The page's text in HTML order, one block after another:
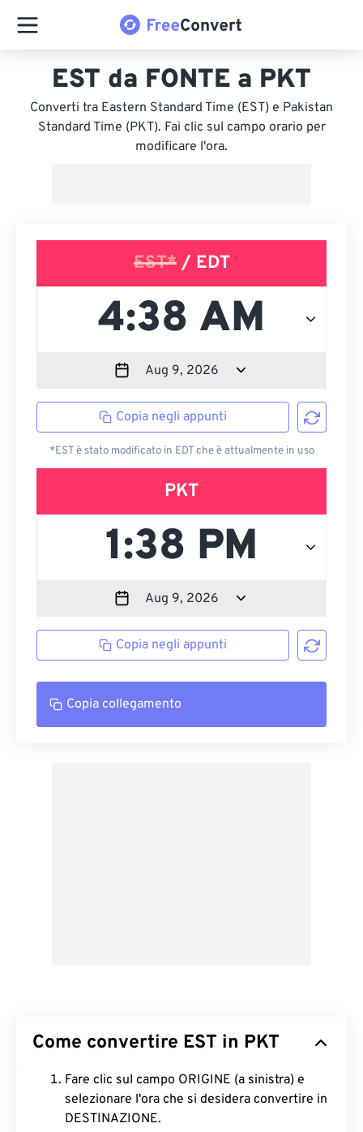
EST da FONTE a PKT
Converti tra Eastern Standard Time (EST) e Pakistan
Standard Time (PKT). Fai clic sul campo orario per
modificare l'ora.
EST*/ EDT
Copia negli appunti
*EST è stato modificato in EDT che è attualmente in uso
PKT
Copia negli appunti
Copia collegamento
Come convertire EST in PKT
Fare clic sul campo ORIGINE (a sinistra) e
selezionare l'ora che si desidera convertire in
DESTINAZIONE.